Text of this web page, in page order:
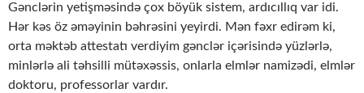
Gənclərin yetişməsində çox böyük sistem, ardıcıllıq var idi.
Hər kəs öz əməyinin bəhrəsini yeyirdi. Mən fəxr edirəm ki,
orta məktəb attestatı verdiyim gənclər içərisində yüzlərlə,
minlərlə ali təhsilli mütəxəssis, onlarla elmlər namizədi, elmlər
doktoru, professorlar vardır.